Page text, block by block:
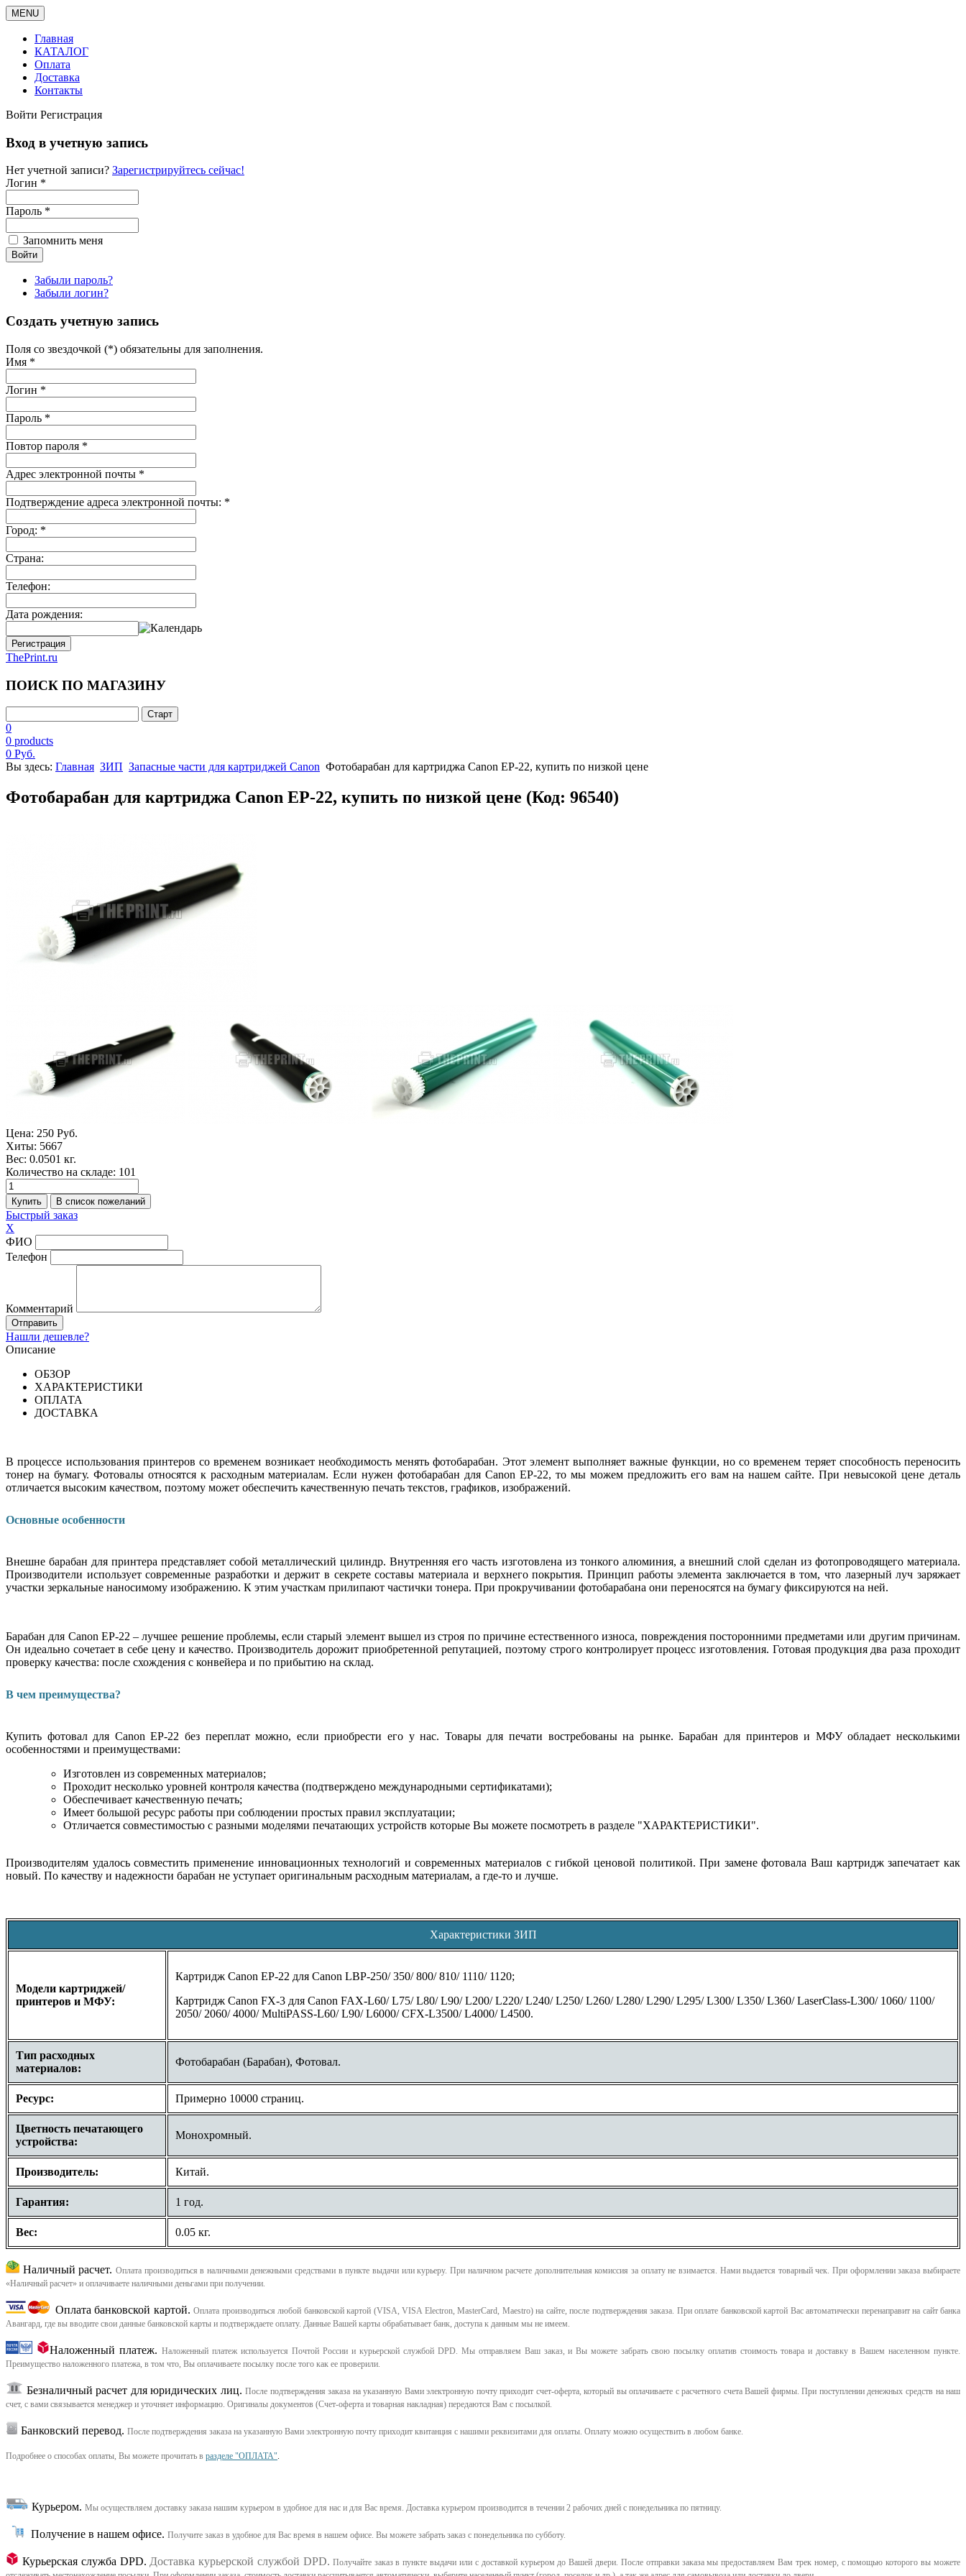
MENU
Главная
КАТАЛОГ
Оплата
Доставка
Контакты
Войти Регистрация
Вход в учетную запись
Нет учетной записи? Зарегистрируйтесь сейчас!
Логин *
Пароль *
Запомнить меня
Забыли пароль?
Забыли логин?
Создать учетную запись
Поля со звездочкой (*) обязательны для заполнения.
Имя *
Логин *
Пароль *
Повтор пароля *
Адрес электронной почты *
Подтверждение адреса электронной почты: *
Город: *
Страна:
Телефон:
Дата рождения:
Регистрация
ThePrint.ru
ПОИСК ПО МАГАЗИНУ
0
0 products
0 Руб.
Вы здесь: Главная ЗИП Запасные части для картриджей Canon Фотобарабан для картриджа Canon EP-22, купить по низкой цене
Фотобарабан для картриджа Canon EP-22, купить по низкой цене (Код: 96540)
Цена: 250 Руб.
Хиты: 5667
Вес: 0.0501 кг.
Количество на складе: 101
Быстрый заказ
X
ФИО
Телефон
Комментарий
Нашли дешевле?
Описание
ОБЗОР
ХАРАКТЕРИСТИКИ
ОПЛАТА
ДОСТАВКА
В процессе использования принтеров со временем возникает необходимость менять фотобарабан. Этот элемент выполняет важные функции, но со временем теряет способность переносить
тонер на бумагу. Фотовалы относятся к расходным материалам. Если нужен фотобарабан для Canon EP-22, то мы можем предложить его вам на нашем сайте. При невысокой цене деталь
отличается высоким качеством, поэтому может обеспечить качественную печать текстов, графиков, изображений.
Основные особенности
Внешне барабан для принтера представляет собой металлический цилиндр. Внутренняя его часть изготовлена из тонкого алюминия, а внешний слой сделан из фотопроводящего материала.
Производители использует современные разработки и держит в секрете составы материала и верхнего покрытия. Принцип работы элемента заключается в том, что лазерный луч заряжает
участки зеркальные наносимому изображению. К этим участкам прилипают частички тонера. При прокручивании фотобарабана они переносятся на бумагу фиксируются на ней.
Барабан для Canon EP-22 – лучшее решение проблемы, если старый элемент вышел из строя по причине естественного износа, повреждения посторонними предметами или другим причинам.
Он идеально сочетает в себе цену и качество. Производитель дорожит приобретенной репутацией, поэтому строго контролирует процесс изготовления. Готовая продукция два раза проходит
проверку качества: после схождения с конвейера и по прибытию на склад.
В чем преимущества?
Купить фотовал для Canon EP-22 без переплат можно, если приобрести его у нас. Товары для печати востребованы на рынке. Барабан для принтеров и МФУ обладает несколькими
особенностями и преимуществами:
Изготовлен из современных материалов;
Проходит несколько уровней контроля качества (подтверждено международными сертификатами);
Обеспечивает качественную печать;
Имеет большой ресурс работы при соблюдении простых правил эксплуатации;
Отличается совместимостью с разными моделями печатающих устройств которые Вы можете посмотреть в разделе "ХАРАКТЕРИСТИКИ".
Производителям удалось совместить применение инновационных технологий и современных материалов с гибкой ценовой политикой. При замене фотовала Ваш картридж запечатает как
новый. По качеству и надежности барабан не уступает оригинальным расходным материалам, а где-то и лучше.
Характеристики ЗИП
Модели картриджей/
принтеров и МФУ:
Картридж Canon EP-22 для Canon LBP-250/ 350/ 800/ 810/ 1110/ 1120;
Картридж Canon FX-3 для Canon FAX-L60/ L75/ L80/ L90/ L200/ L220/ L240/ L250/ L260/ L280/ L290/ L295/ L300/ L350/ L360/ LaserClass-L300/ 1060/ 1100/
2050/ 2060/ 4000/ MultiPASS-L60/ L90/ L6000/ CFX-L3500/ L4000/ L4500.
Тип расходных
материалов:
Фотобарабан (Барабан), Фотовал.
Ресурс: Примерно 10000 страниц.
Цветность печатающего
устройства:
Монохромный.
Производитель: Китай.
Гарантия: 1 год.
Вес: 0.05 кг.
Наличный расчет. Оплата производиться в наличными денежными средствами в пункте выдачи или курьеру. При наличном расчете дополнительная комиссия за оплату не взимается. Нами выдается товарный чек.При оформлении заказа выбираете
«Наличный расчет» и оплачиваете наличными деньгами при получении.
Оплата банковской картой. Оплата производиться любой банковской картой (VISA, VISA Electron, MasterCard, Maestro) на сайте, после подтверждения заказа. При оплате банковской картой Вас автоматически перенаправит на сайт банка
Авангард, где вы вводите свои данные банковской карты и подтверждаете оплату. Данные Вашей карты обрабатывает банк, доступа к данным мы не имеем.
Наложенный платеж. Наложенный платеж используется Почтой России и курьерской службой DPD. Мы отправляем Ваш заказ, и Вы можете забрать свою посылку оплатив стоимость товара и доставку в Вашем населенном пункте.
Преимущество наложенного платежа, в том что, Вы оплачиваете посылку после того как ее проверили.
Безналичный расчет для юридических лиц. После подтверждения заказа на указанную Вами электронную почту приходит счет-оферта, который вы оплачиваете с расчетного счета Вашей фирмы. При поступлении денежных средств на наш
счет, с вами связывается менеджер и уточняет информацию. Оригиналы документов (Счет-оферта и товарная накладная) передаются Вам с посылкой.
Банковский перевод. После подтверждения заказа на указанную Вами электронную почту приходит квитанция с нашими реквизитами для оплаты. Оплату можно осуществить в любом банке.
Подробнее о способах оплаты, Вы можете прочитать в разделе "ОПЛАТА"
Курьером. Мы осуществляем доставку заказа нашим курьером в удобное для нас и для Вас время. Доставка курьером производится в течении 2 рабочих дней с понедельника по пятницу.
Получение в нашем офисе. Получите заказ в удобное для Вас время в нашем офисе. Вы можете забрать заказ с понедельника по субботу.
Курьерская служба DPD. Доставка курьерской службой DPD. Получайте заказ в пункте выдачи или с доставкой курьером до Вашей двери. После отправки заказа мы предоставляем Вам трек номер, с помощью которого вы можете